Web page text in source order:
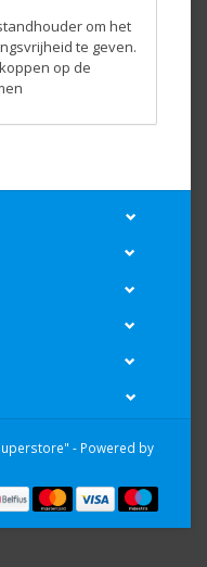
om het
te geven.
op de
- Powered by